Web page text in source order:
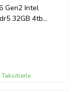
Gen2 Intel
32GB 4tb
Wuxga IPS
+ Zetta
Taksitlerle